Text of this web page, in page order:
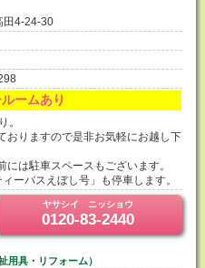
田4-24-30
ームあり
。
おりますので是非お気軽にお越し下
は駐車スペースもございます。
ーバスえぼし号」も停車します。
ヤサシイ ニッショウ
0120-83-2440
祉用具・リフォーム）